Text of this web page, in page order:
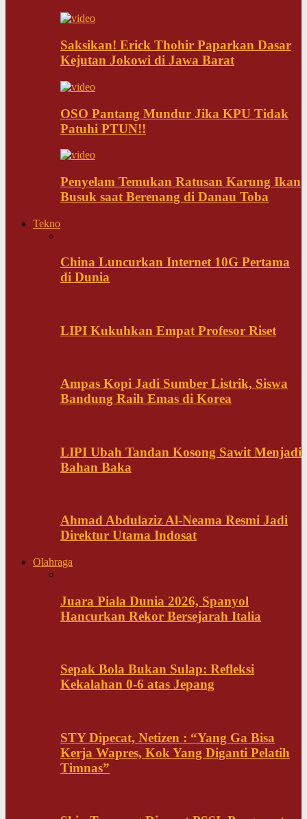
Saksikan! Erick Thohir Paparkan Dasar
Kejutan Jokowi di Jawa Barat
OSO Pantang Mundur Jika KPU Tidak
Patuhi PTUN!!
Penyelam Temukan Ratusan Karung Ikan
Busuk saat Berenang di Danau Toba
Tekno
China Luncurkan Internet 10G Pertama
di Dunia
LIPI Kukuhkan Empat Profesor Riset
Ampas Kopi Jadi Sumber Listrik, Siswa
Bandung Raih Emas di Korea
LIPI Ubah Tandan Kosong Sawit Menjadi
Bahan Baka
Ahmad Abdulaziz Al-Neama Resmi Jadi
Direktur Utama Indosat
Olahraga
Juara Piala Dunia 2026, Spanyol
Hancurkan Rekor Bersejarah Italia
Sepak Bola Bukan Sulap: Refleksi
Kekalahan 0-6 atas Jepang
STY Dipecat, Netizen : “Yang Ga Bisa
Kerja Wapres, Kok Yang Diganti Pelatih
Timnas”